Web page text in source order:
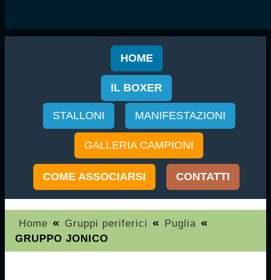
HOME
IL BOXER
STALLONI MANIFESTAZIONI
GALLERIA CAMPIONI
COME ASSOCIARSI CONTATTI
Home « Gruppi periferici « Puglia «
GRUPPO JONICO